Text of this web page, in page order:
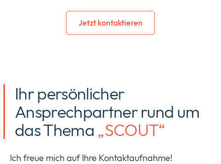
Jetzt kontaktieren
Ihr persönlicher
Ansprechpartner rund um
das Thema „SCOUT“
Ich freue mich auf Ihre Kontaktaufnahme!